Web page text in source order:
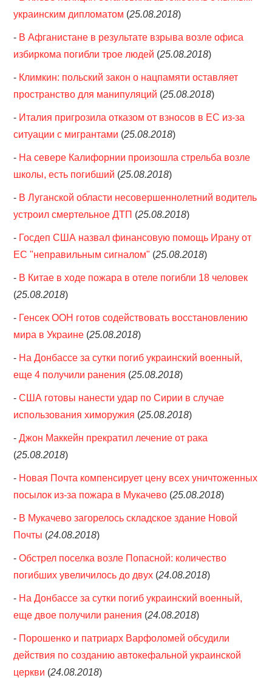
украинским дипломатом (25.08.2018)
- В Афганистане в результате взрыва возле офиса
избиркома погибли трое людей (25.08.2018)
- Климкин: польский закон о нацпамяти оставляет
пространство для манипуляций (25.08.2018)
- Италия пригрозила отказом от взносов в ЕС из-за
ситуации с мигрантами (25.08.2018)
- На севере Калифорнии произошла стрельба возле
школы, есть погибший (25.08.2018)
- В Луганской области несовершеннолетний водитель
устроил смертельное ДТП (25.08.2018)
- Госдеп США назвал финансовую помощь Ирану от
ЕС "неправильным сигналом" (25.08.2018)
- В Китае в ходе пожара в отеле погибли 18 человек
(25.08.2018)
- Генсек ООН готов содействовать восстановлению
мира в Украине (25.08.2018)
- На Донбассе за сутки погиб украинский военный,
еще 4 получили ранения (25.08.2018)
-США готовы нанести удар по Сирии в случае
использования химоружия (25.08.2018)
-Джон Маккейн прекратил лечение от рака
(25.08.2018)
- Новая Почта компенсирует цену всех уничтоженных
посылок из-за пожара в Мукачево (25.08.2018)
- В Мукачево загорелось складское здание Новой
Почты (24.08.2018)
-Обстрел поселка возле Попасной: количество
погибших увеличилось до двух (24.08.2018)
- На Донбассе за сутки погиб украинский военный,
еще двое получили ранения (24.08.2018)
- Порошенко и патриарх Варфоломей обсудили
действия по созданию автокефальной украинской
церкви (24.08.2018)